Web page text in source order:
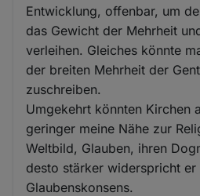
Entwicklung, offenbar, um
das Gewicht der Mehrheit
verleihen. Gleiches könnte
der breiten Mehrheit der
zuschreiben.
Umgekehrt könnten Kirchen
geringer meine Nähe zur
Weltbild, Glauben, ihren
desto stärker widerspricht er
Glaubenskonsens.